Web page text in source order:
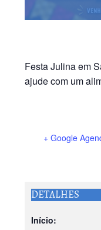
Festa Julina em
ajude com um
+ Google
DETALHES
Início: